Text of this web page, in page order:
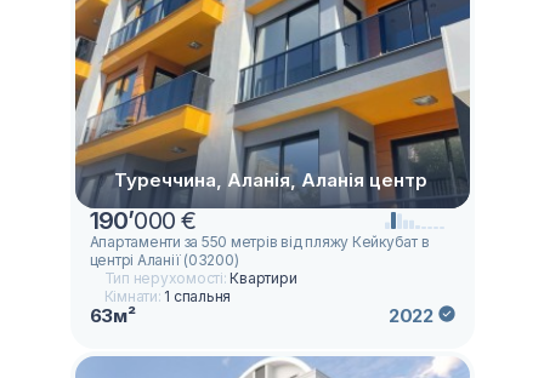
Туреччина, Аланія, Аланія центр
190’000 €
Апартаменти за 550 метрів від пляжу Кейкубат в
центрі Аланії (03200)
Тип нерухомості:Квартири
Кімнати: 1 спальня
63м² 2022